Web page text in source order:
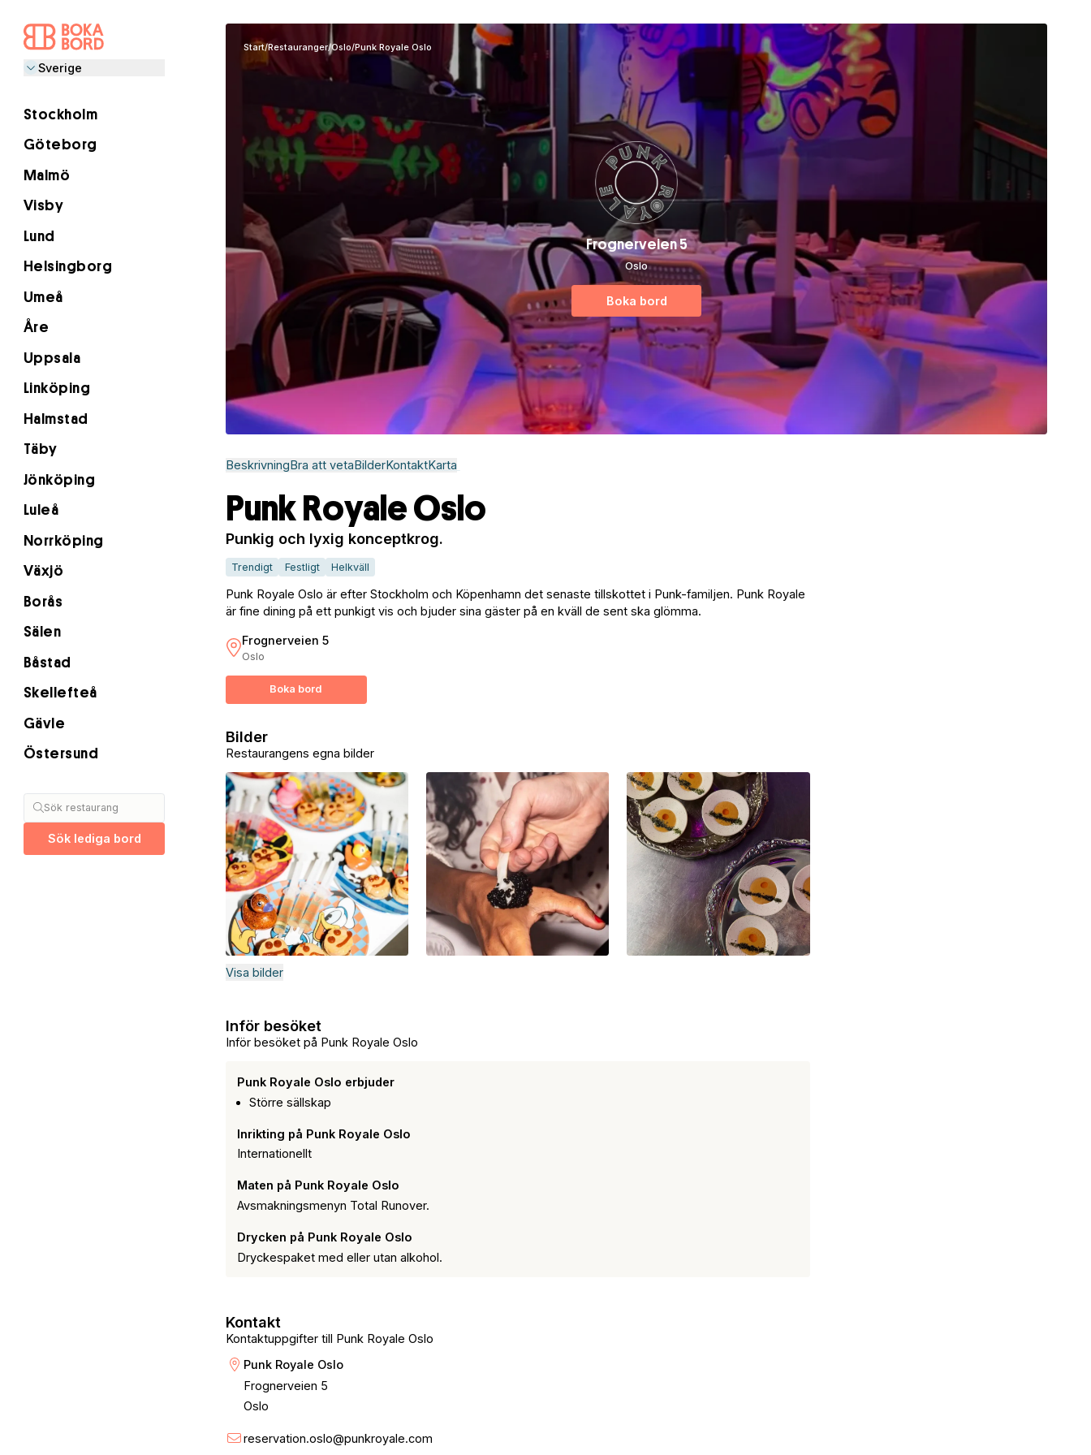
Sverige
Stockholm
Göteborg
Malmö
Visby
Lund
Helsingborg
Umeå
Åre
Uppsala
Linköping
Halmstad
Täby
Jönköping
Luleå
Norrköping
Växjö
Borås
Sälen
Båstad
Skellefteå
Gävle
Östersund
Sök restaurang
Sök lediga bord
Start/Restauranger/Oslo/Punk Royale Oslo
Frognerveien 5
Oslo
Boka bord
BeskrivningBra att vetaBilderKontaktKarta
Punk Royale Oslo
Punkig och lyxig konceptkrog.
Trendigt Festligt Helkväll
Punk Royale Oslo är efter Stockholm och Köpenhamn det senaste tillskottet i Punk-familjen. Punk Royale
är fine dining på ett punkigt vis och bjuder sina gäster på en kväll de sent ska glömma.
Frognerveien 5
Oslo
Boka bord
Restaurangens egna bilder
Bilder
Visa bilder
Inför besöket på Punk Royale Oslo
Inför besöket
Punk Royale Oslo erbjuder
Större sällskap
Inrikting på Punk Royale Oslo
Internationellt
Maten på Punk Royale Oslo
Avsmakningsmenyn Total Runover.
Drycken på Punk Royale Oslo
Dryckespaket med eller utan alkohol.
Kontaktuppgifter till Punk Royale Oslo
Kontakt
Punk Royale Oslo
Frognerveien 5
Oslo
reservation.oslo@punkroyale.com